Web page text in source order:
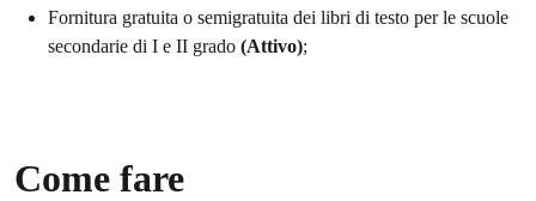
Fornitura gratuita o semigratuita dei libri di testo per le scuole
secondarie di I e II grado (Attivo);
Come fare